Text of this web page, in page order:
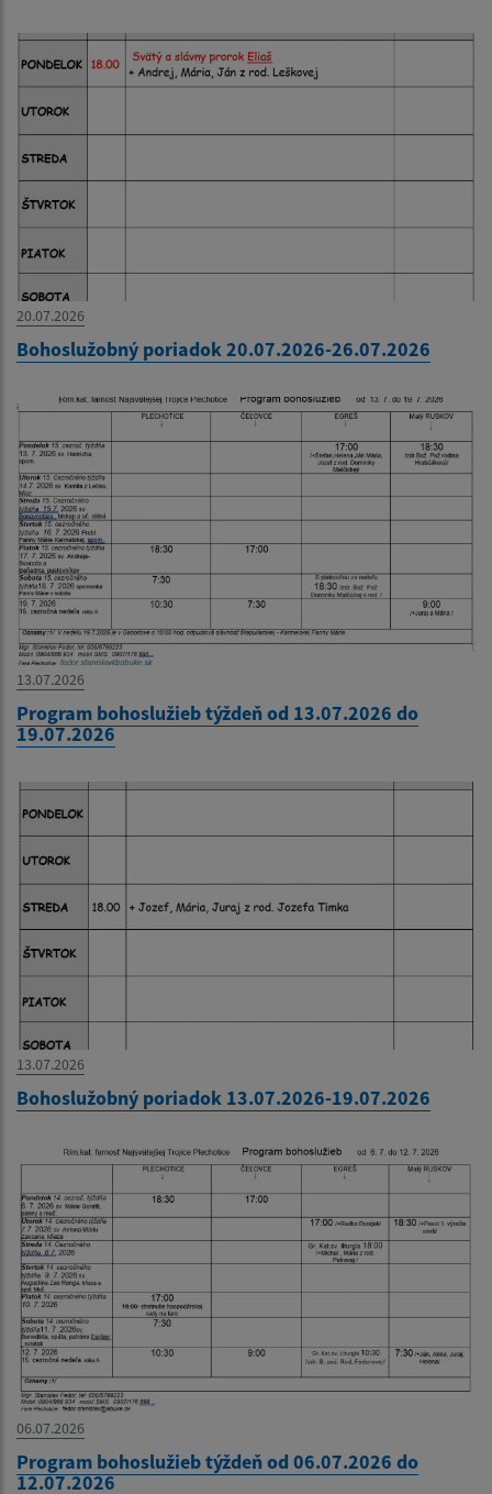
20.07.2026
Bohoslužobný poriadok 20.07.2026-26.07.2026
13.07.2026
Program bohoslužieb týždeň od 13.07.2026 do
19.07.2026
13.07.2026
Bohoslužobný poriadok 13.07.2026-19.07.2026
06.07.2026
Program bohoslužieb týždeň od 06.07.2026 do
12.07.2026